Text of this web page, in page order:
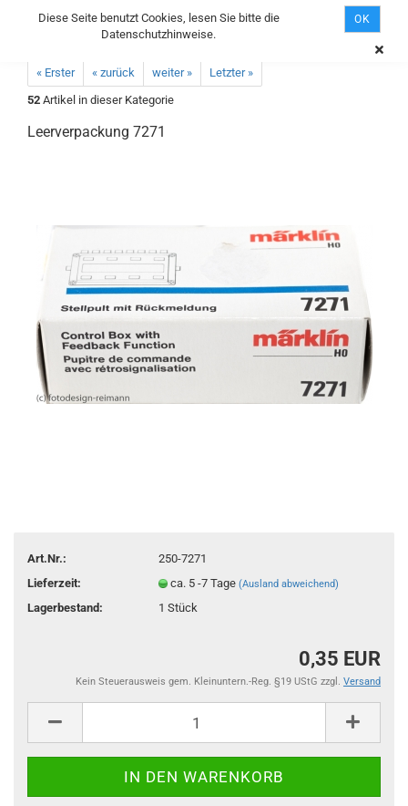
Diese Seite benutzt Cookies, lesen Sie bitte die
Datenschutzhinweise.
OK
« Erster « zurück weiter »
Letzter »
52 Artikel in dieser Kategorie
Leerverpackung 7271
Art.Nr.:
250-7271
Lieferzeit:
ca. 5 -7 Tage(Ausland abweichend)
Lagerbestand: 1Stück
0,35 EUR
Kein Steuerausweis gem. Kleinuntern.-Reg. §19 UStG zzgl. Versand